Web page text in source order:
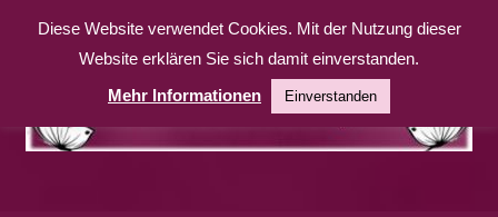
Inhalt
Diese Website verwendet Cookies. Mit der Nutzung dieser
Website erklären Sie sich damit einverstanden.
Mehr Informationen
Einverstanden